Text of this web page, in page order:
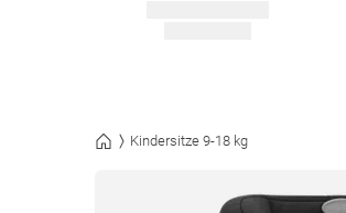
Kindersitze 9-18 kg